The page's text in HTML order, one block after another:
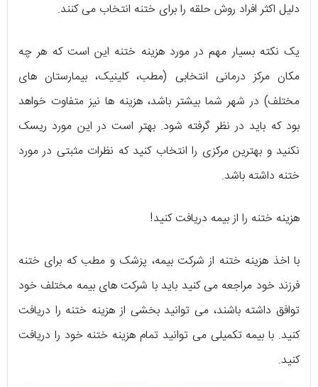
دلیل اکثر افراد روش حلقه را برای ختنه انتخاب می کنند.
یک نکته بسیار مهم در مورد هزینه ختنه این است که هر چه
مکان مرکز درمانی انتخابی (مطب، کلینیک، بیمارستان های
مختلف) در شهر شما بیشتر باشد، هزینه ها نیز متفاوت خواهد
بود که باید در نظر گرفته شود. بهتر است در این مورد ریسک
نکنید و بهترین مرکزی را انتخاب کنید که نظرات مثبتی در مورد
ختنه داشته باشد.
هزینه ختنه را از بیمه دریافت کنید!
با اخذ هزینه ختنه از شرکت بیمه، پزشک و مطب که برای ختنه
فرزند خود مراجعه می کنید باید با شرکت های بیمه مختلف خود
توافق داشته باشند، می توانید بخشی از هزینه ختنه را دریافت
کنید. با بیمه تکمیلی می توانید تمام هزینه ختنه خود را دریافت
کنید.